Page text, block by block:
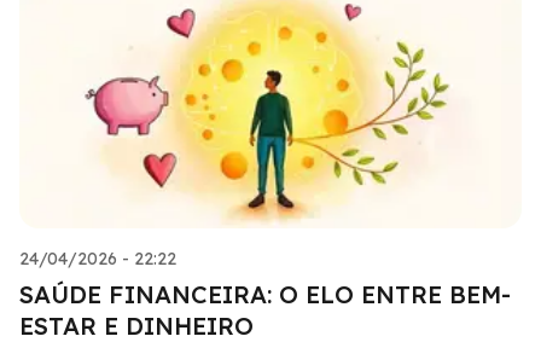
24/04/2026 - 22:22
SAÚDE FINANCEIRA: O ELO ENTRE BEM-
ESTAR E DINHEIRO